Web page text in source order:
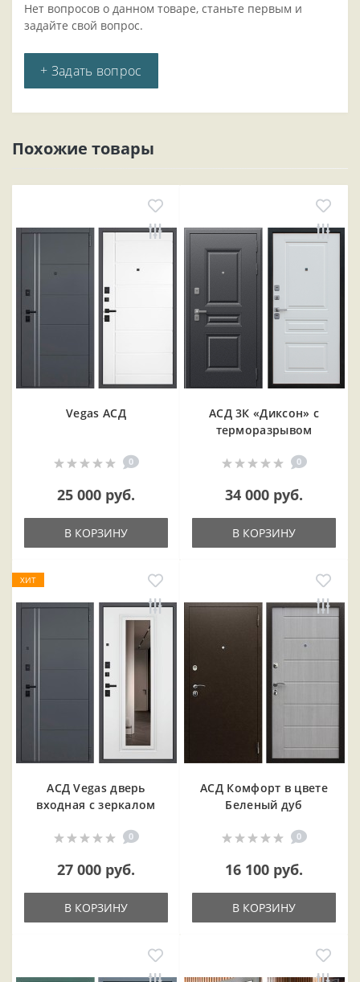
Нет вопросов о данном товаре, станьте первым и
задайте свой вопрос.
+ Задать вопрос
Похожие товары
Vegas АСД
0
25 000 руб.
В КОРЗИНУ
АСД 3К «Диксон» с
терморазрывом
0
34 000 руб.
В КОРЗИНУ
ХИТ
АСД Vegas дверь
входная с зеркалом
0
27 000 руб.
В КОРЗИНУ
АСД Комфорт в цвете
Беленый дуб
0
16 100 руб.
В КОРЗИНУ